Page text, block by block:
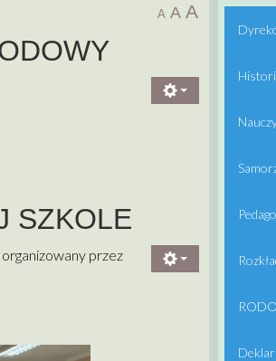
A A A
SZKOLE
przez